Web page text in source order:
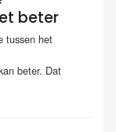
beter
tussen het
beter. Dat